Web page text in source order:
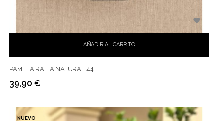
AÑADIR AL CARRITO

PAMELA RAFIA NATURAL 44
Precio
39,90 €
NUEVO